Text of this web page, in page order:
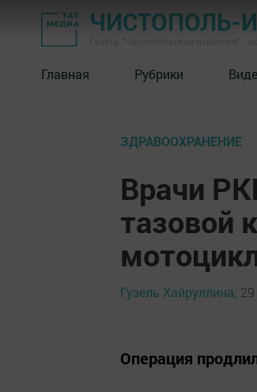
ЧИСТОПОЛЬ-
Главная Рубрики
ЗДРАВООХРАНЕНИЕ
Врачи
тазовой
Гузель Хайруллина,
Операция